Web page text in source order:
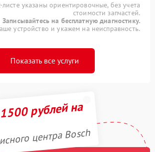
указаны ориентировочные, без учета
стоимости запчастей.
Записывайтесь на бесплатную диагностику.
устройство и укажем на неисправность.
Показать все услуги
рублей на
центра Bosch